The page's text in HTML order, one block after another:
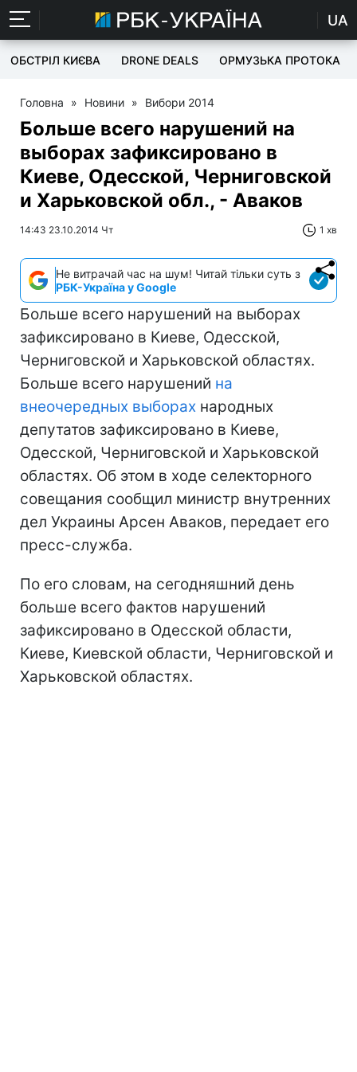
UA
ОБСТРІЛ КИЄВА DRONE DEALS ОРМУЗЬКА ПРОТОКА
Головна » Новини » Вибори 2014
Больше всего нарушений на
выборах зафиксировано в
Киеве, Одесской, Черниговской
и Харьковской обл., - Аваков
14:43 23.10.2014 Чт 1 хв
Не витрачай час на шум! Читай тільки суть з
РБК-Україна у Google
Больше всего нарушений на выборах
зафиксировано в Киеве, Одесской,
Черниговской и Харьковской областях.
Больше всего нарушений на
внеочередных выборах народных
депутатов зафиксировано в Киеве,
Одесской, Черниговской и Харьковской
областях. Об этом в ходе селекторного
совещания сообщил министр внутренних
дел Украины Арсен Аваков, передает его
пресс-служба.
По его словам, на сегодняшний день
больше всего фактов нарушений
зафиксировано в Одесской области,
Киеве, Киевской области, Черниговской и
Харьковской областях.